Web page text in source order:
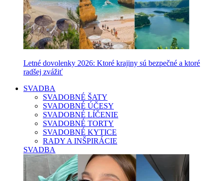
Letné dovolenky 2026: Ktoré krajiny sú bezpečné a ktoré
radšej zvážiť
SVADBA
SVADOBNÉ ŠATY
SVADOBNÉ ÚČESY
SVADOBNÉ LÍČENIE
SVADOBNÉ TORTY
SVADOBNÉ KYTICE
RADY A INŠPIRÁCIE
SVADBA